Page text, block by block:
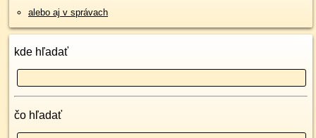
alebo aj v správach
kde hľadať
čo hľadať